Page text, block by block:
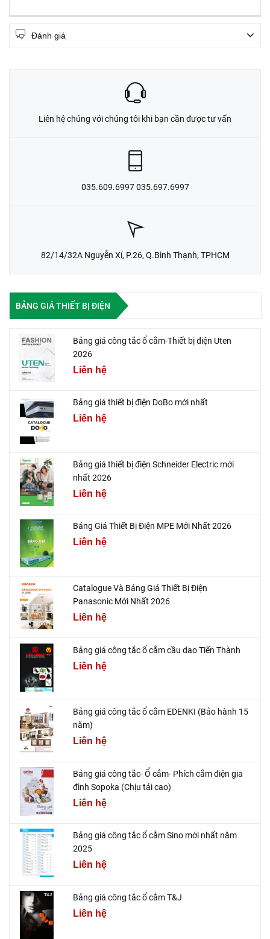
Đánh giá
Liên hệ chúng với chúng tôi khi bạn cần được tư vấn
035.609.6997 035.697.6997
82/14/32A Nguyễn Xí, P.26, Q.Bình Thạnh, TPHCM
BẢNG GIÁ THIẾT BỊ ĐIỆN
Bảng giá công tắc ổ cắm-Thiết bị điện Uten
2026
Liên hệ
Bảng giá thiết bị điện DoBo mới nhất
Liên hệ
Bảng giá thiết bị điện Schneider Electric mới
nhất 2026
Liên hệ
Bảng Giá Thiết Bị Điện MPE Mới Nhất 2026
Liên hệ
Catalogue Và Bảng Giá Thiết Bị Điện
Panasonic Mới Nhất 2026
Liên hệ
Bảng giá công tắc ổ cắm cầu dao Tiến Thành
Liên hệ
Bảng giá công tắc ổ cắm EDENKI (Bảo hành 15
năm)
Liên hệ
Bảng giá công tắc- Ổ cắm- Phích cắm điện gia
đình Sopoka (Chịu tải cao)
Liên hệ
Bảng giá công tắc ổ cắm Sino mới nhất năm
2025
Liên hệ
Bảng giá công tắc ổ cắm T&J
Liên hệ